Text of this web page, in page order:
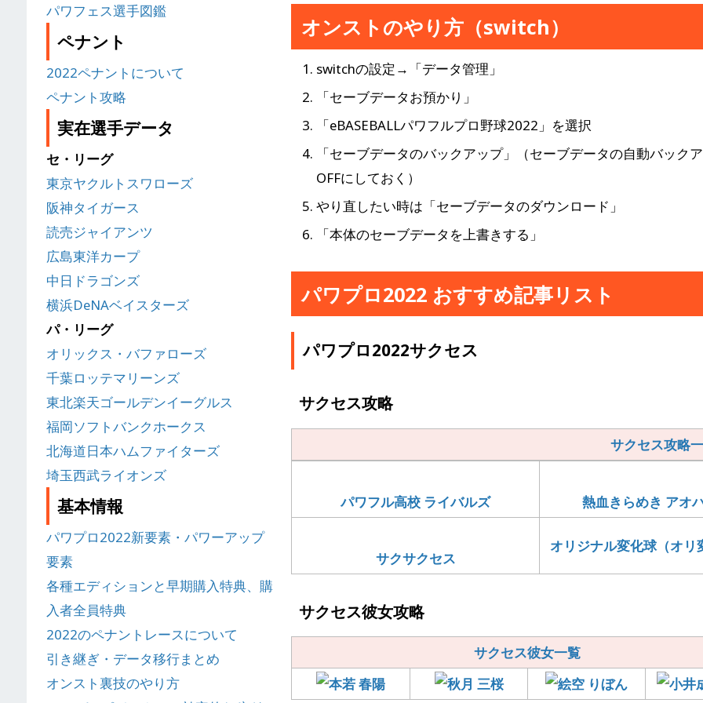
オンストのやり方（switch）
switchの設定→「データ管理」
「セーブデータお預かり」
「eBASEBALLパワフルプロ野球2022」を選択
「セーブデータのバックアップ」（セーブデータの自動バック
OFFにしておく）
やり直したい時は「セーブデータのダウンロード」
「本体のセーブデータを上書きする」
パワプロ2022 おすすめ記事リスト
パワプロ2022サクセス
サクセス攻略
サクセス攻略
パワフル高校 ライバルズ 熱血きらめき アオ
サクサクセス
オリジナル変化球（オリ
サクセス彼女攻略
サクセス彼女一覧
パワフェス選手図鑑
ペナント
2022ペナントについて
ペナント攻略
実在選手データ
セ・リーグ
東京ヤクルトスワローズ
阪神タイガース
読売ジャイアンツ
広島東洋カープ
中日ドラゴンズ
横浜DeNAベイスターズ
パ・リーグ
オリックス・バファローズ
千葉ロッテマリーンズ
東北楽天ゴールデンイーグルス
福岡ソフトバンクホークス
北海道日本ハムファイターズ
埼玉西武ライオンズ
基本情報
パワプロ2022新要素・パワーアップ
要素
各種エディションと早期購入特典、購
入者全員特典
2022のペナントレースについて
引き継ぎ・データ移行まとめ
オンスト裏技のやり方